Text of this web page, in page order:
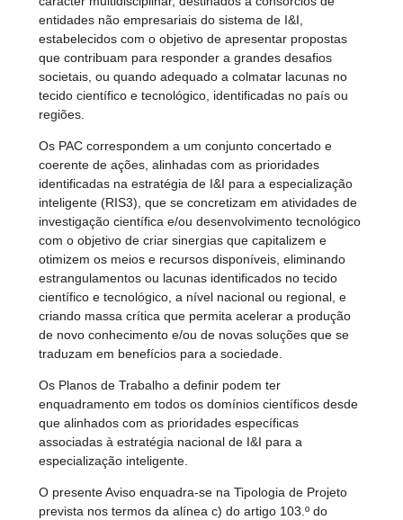
entidades não empresariais do sistema de I&I,
estabelecidos com o objetivo de apresentar propostas
que contribuam para responder a grandes desafios
societais, ou quando adequado a colmatar lacunas no
tecido científico e tecnológico, identificadas no país ou
regiões.
Os PAC correspondem a um conjunto concertado e
coerente de ações, alinhadas com as prioridades
identificadas na estratégia de I&I para a especialização
inteligente (RIS3), que se concretizam em atividades de
investigação científica e/ou desenvolvimento tecnológico
com o objetivo de criar sinergias que capitalizem e
otimizem os meios e recursos disponíveis, eliminando
estrangulamentos ou lacunas identificados no tecido
científico e tecnológico, a nível nacional ou regional, e
criando massa crítica que permita acelerar a produção
de novo conhecimento e/ou de novas soluções que se
traduzam em benefícios para a sociedade.
Os Planos de Trabalho a definir podem ter
enquadramento em todos os domínios científicos desde
que alinhados com as prioridades específicas
associadas à estratégia nacional de I&I para a
especialização inteligente.
O presente Aviso enquadra-se na Tipologia de Projeto
prevista nos termos da alínea c) do artigo 103.º do